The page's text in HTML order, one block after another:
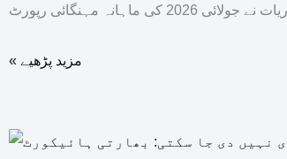
« مزید پڑھیے